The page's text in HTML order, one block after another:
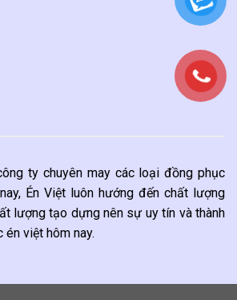
ty chuyên may các loại đồng phục
Én Việt luôn hướng đến chất lượng
lượng tạo dựng nên sự uy tín và thành
việt hôm nay.